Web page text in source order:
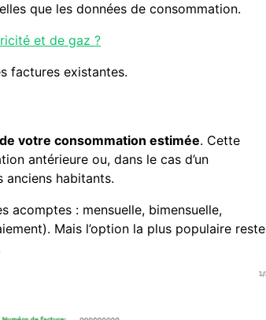
que les données de consommation.
et de gaz ?
factures existantes.
votre consommation estimée. Cette
antérieure ou, dans le cas d’un
anciens habitants.
acomptes : mensuelle, bimensuelle,
Mais l’option la plus populaire reste